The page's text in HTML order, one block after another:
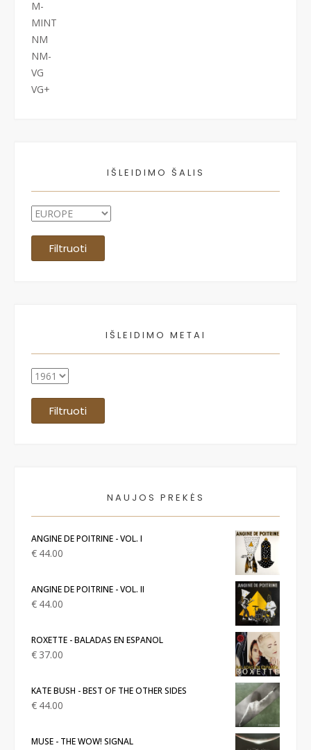
M-
MINT
NM
NM-
VG
VG+
IŠLEIDIMO ŠALIS
Filtruoti
IŠLEIDIMO METAI
Filtruoti
NAUJOS PREKĖS
ANGINE DE POITRINE - VOL. I
€ 44.00
ANGINE DE POITRINE - VOL. II
€ 44.00
ROXETTE - BALADAS EN ESPANOL
€ 37.00
KATE BUSH - BEST OF THE OTHER SIDES
€ 44.00
MUSE - THE WOW! SIGNAL